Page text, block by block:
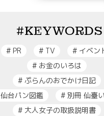
#KEYWORDS
#PR #TV #イベン
#お金のいろは
#ぷらんのおでかけ日記
仙台パン図鑑 # 別冊 仙臺
#大人女子の取扱説明書